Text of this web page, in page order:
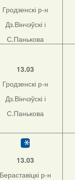
Гродзенскі р-н
Дз.Вінчэўскі і
С.Панькова
13.03
Гродзенскі р-н
Дз.Вінчэўскі і
С.Панькова
13.03
Бераставіцкі р-н